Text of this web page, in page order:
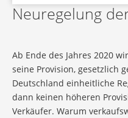
Neuregelung
Ab Ende des Jahres 2020
seine Provision, gesetzlich
Deutschland einheitliche
dann keinen höheren
Verkäufer. Warum